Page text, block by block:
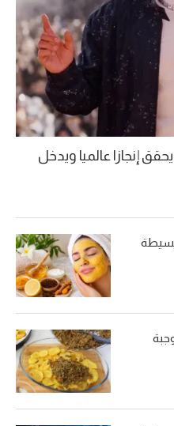
إنجازا عالميا ويدخل